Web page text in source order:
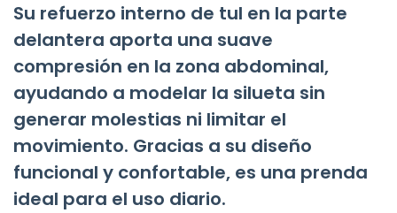
Su refuerzo interno de tul en la parte
delantera aporta una suave
compresión en la zona abdominal,
ayudando a modelar la silueta sin
generar molestias ni limitar el
movimiento. Gracias a su diseño
funcional y confortable, es una prenda
ideal para el uso diario.